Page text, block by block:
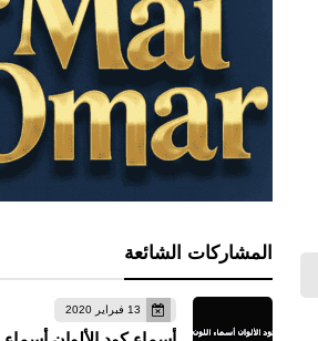
المشاركات الشائعة
13 فبراير 2020